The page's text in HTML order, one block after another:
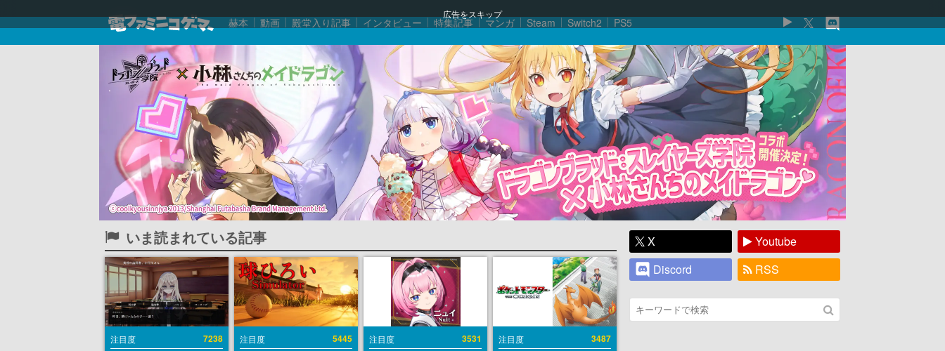
広告をスキップ
赫本 動画 殿堂入り記事 インタビュー 特集記事 マンガ Steam Switch2 PS5
いま読まれている記事
注目度 7238 注目度 5445 注目度 3531 注目度 3487
X
Youtube
Discord
RSS